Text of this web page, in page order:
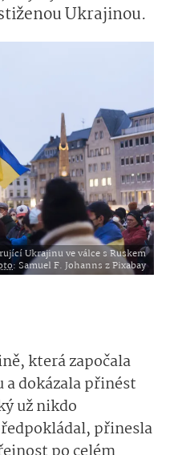
Ukrajinou.
Ukrajinu ve válce s Ruskem
: Samuel F. Johanns z Pixabay
která započala
dokázala přinést
už nikdo
přinesla